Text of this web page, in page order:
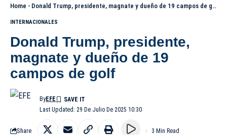
Home - Donald Trump, presidente, magnate y dueño de 19 campos de golf
INTERNACIONALES
Donald Trump, presidente,
magnate y dueño de 19
campos de golf
Last Updated: 29 De Julio De 2025 10:30
ByEFE
Share 3 Min Read